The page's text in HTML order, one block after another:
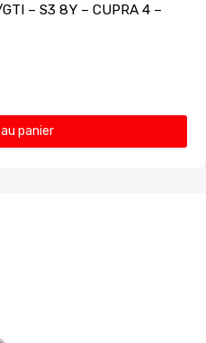
– S3 8Y – CUPRA 4 –
panier